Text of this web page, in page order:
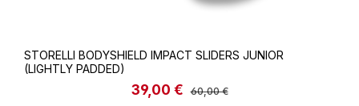
STORELLI BODYSHIELD IMPACT SLIDERS JUNIOR
(LIGHTLY PADDED)
Verkaufspreis:
39,00 € Regulärer Preis:
60,00 €